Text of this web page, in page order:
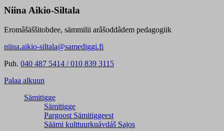
Niina Aikio-Siltala
Eromâšäššitobdee, sämmilii arâšoddâdem pedagogiik
niina.aikio-siltala@samediggi.fi
Puh. 040 487 5414 / 010 839 3115
Palaa alkuun
Sämitigge
Sämitigge
Pargoost Sämitiggeest
Säämi kulttuurkuávdáš Sajos